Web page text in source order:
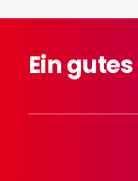
Eingutes